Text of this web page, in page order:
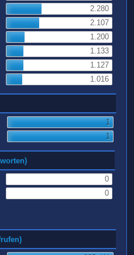
2.280
2.107
1.200
1.133
1.127
1.016
1
1
0
0